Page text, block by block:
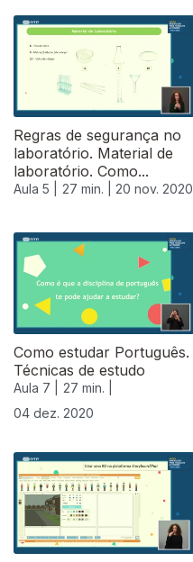
Regras de segurança no
laboratório. Material de
laboratório. Como...
Aula 5 | 27 min. | 20 nov. 2020
Como estudar Português.
Técnicas de estudo
Aula 7 |
27 min. |
04 dez. 2020